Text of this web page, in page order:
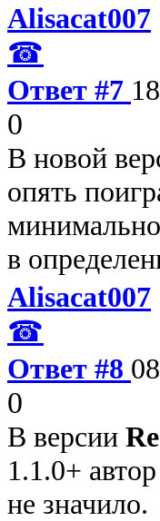
Alisacat007
☎
Ответ #7
0
В новой
опять
в
Alisacat007
☎
Ответ #8
0
В версии
1.1.0+
не